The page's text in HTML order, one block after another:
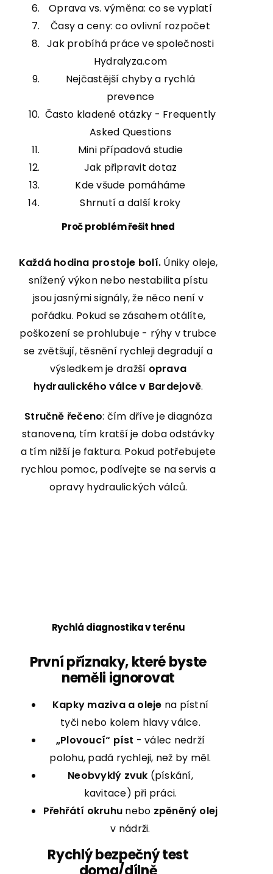
Oprava vs. výměna: co se vyplatí
Časy a ceny: co ovlivní rozpočet
Jak probíhá práce ve společnosti
Hydralyza.com
Nejčastější chyby a rychlá
prevence
Často kladené otázky - Frequently
Asked Questions
Mini případová studie
Jak připravit dotaz
Kde všude pomáháme
Shrnutí a další kroky
Proč problém řešit hned
Každá hodina prostoje bolí. Úniky oleje,
snížený výkon nebo nestabilita pístu
jsou jasnými signály, že něco není v
pořádku. Pokud se zásahem otálíte,
poškození se prohlubuje - rýhy v trubce
se zvětšují, těsnění rychleji degradují a
výsledkem je dražší oprava
hydraulického válce v Bardejově.
Stručně řečeno: čím dříve je diagnóza
stanovena, tím kratší je doba odstávky
a tím nižší je faktura. Pokud potřebujete
rychlou pomoc, podívejte se naservis a
opravy hydraulických válců.
Rychlá diagnostika v terénu
První příznaky, které byste
neměli ignorovat
Kapky maziva a oleje na pístní
tyči nebo kolem hlavy válce.
„Plovoucí“ píst - válec nedrží
polohu, padá rychleji, než by měl.
Neobvyklý zvuk (pískání,
kavitace) při práci.
Přehřátí okruhu nebo zpěněný olej
v nádrži.
Rychlý bezpečný test